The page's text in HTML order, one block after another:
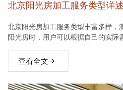
北京阳光房加工服务类型详述
北京阳光房加工服务类型丰富多样，
阳光房时，用户可以根据自己的实际
查看全文